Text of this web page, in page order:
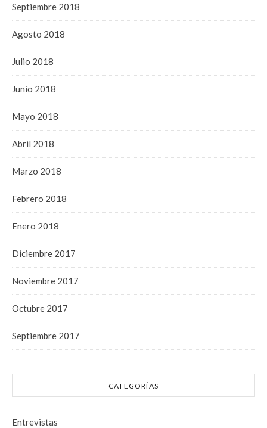
Septiembre 2018
Agosto 2018
Julio 2018
Junio 2018
Mayo 2018
Abril 2018
Marzo 2018
Febrero 2018
Enero 2018
Diciembre 2017
Noviembre 2017
Octubre 2017
Septiembre 2017
CATEGORÍAS
Entrevistas